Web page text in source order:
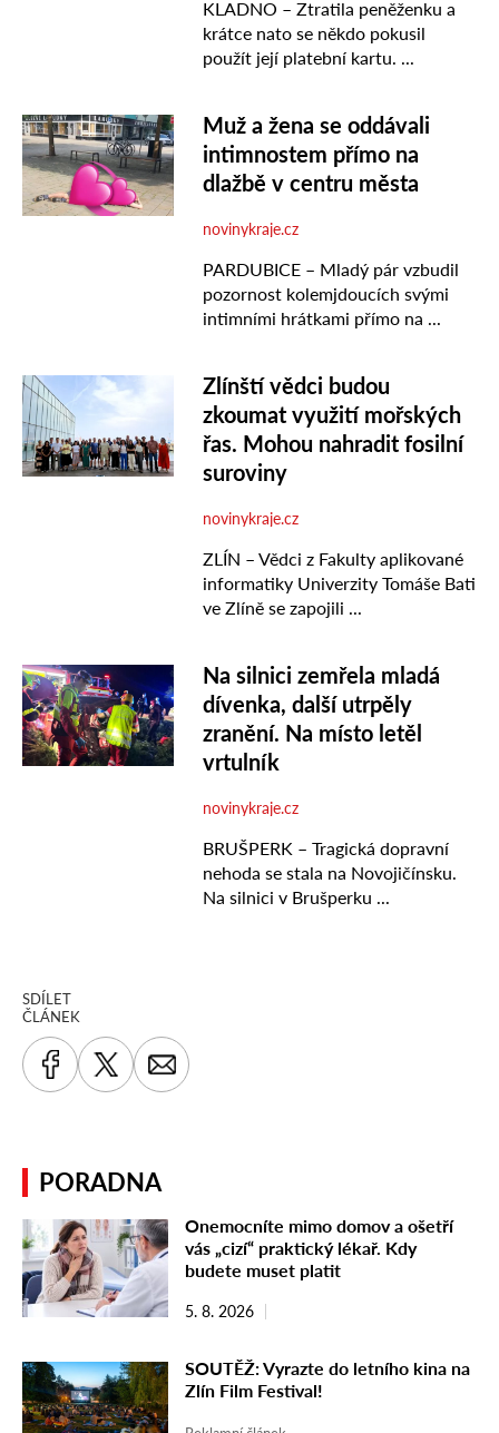
SDÍLET
ČLÁNEK
PORADNA
Onemocníte mimo domov a ošetří
vás „cizí“ praktický lékař. Kdy
budete muset platit
5. 8. 2026
SOUTĚŽ: Vyrazte do letního kina na
Zlín Film Festival!